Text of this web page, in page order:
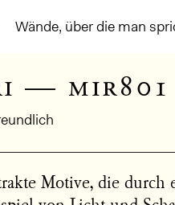
Wände, über die man
— mir801
Motive, die durch